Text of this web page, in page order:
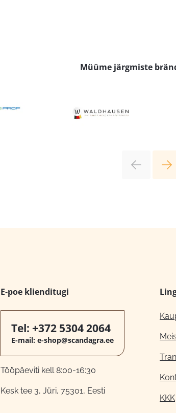
Müüme järgmiste
E-poe klienditugi
Tel: +372 5304 2064
E-mail: e-shop@scandagra.ee
Tööpäeviti kell 8:00-16:30
Kesk tee 3, Jüri, 75301, Eesti
KKK